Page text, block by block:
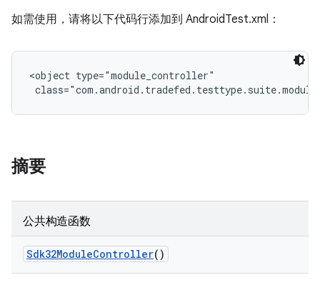
如需使用，请将以下代码行添加到 AndroidTest.xml：
<object type="module_controller"
摘要
公共构造函数
Sdk32ModuleController()